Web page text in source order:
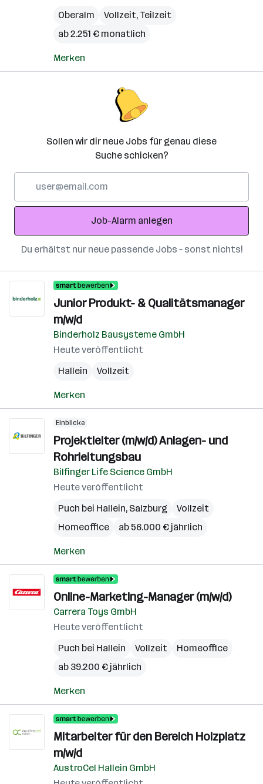
Oberalm
Vollzeit, Teilzeit
ab 2.251 € monatlich
Merken
Sollen wir dir neue Jobs für genau diese
Suche schicken?
Adresse
Job-Alarm anlegen
Du erhältst nur neue passende Jobs – sonst nichts!
Junior Produkt- & Qualitätsmanager
m/w/d
Binderholz Bausysteme GmbH
Heute veröffentlicht
Hallein
Vollzeit
Merken
Einblicke
Projektleiter (m/w/d) Anlagen- und
Rohrleitungsbau
Bilfinger Life Science GmbH
Heute veröffentlicht
Puch bei Hallein, Salzburg
Vollzeit
Homeoffice
ab 56.000 € jährlich
Merken
Online-Marketing-Manager (m/w/d)
Carrera Toys GmbH
Heute veröffentlicht
Puch bei Hallein
Vollzeit
Homeoffice
ab 39.200 € jährlich
Merken
Mitarbeiter für den Bereich Holzplatz
m/w/d
AustroCel Hallein GmbH